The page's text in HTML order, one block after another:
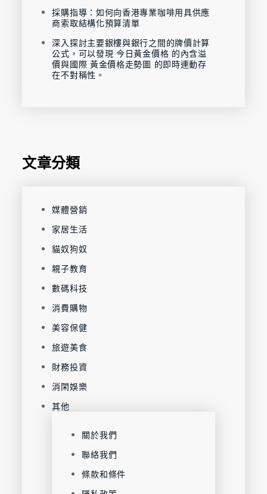
採購指導：如何向香港專業咖啡用具供應
商索取結構化預算清單
深入探討主要銀樓與銀行之間的牌價計算
公式，可以發現 今日黃金價格 的內含溢
價與國際 黃金價格走勢圖 的即時連動存
在不對稱性。
文章分類
媒體營銷
家居生活
貓奴狗奴
親子教育
數碼科技
消費購物
美容保健
旅遊美食
財務投資
消閑娛樂
其他
關於我們
聯絡我們
條款和條件